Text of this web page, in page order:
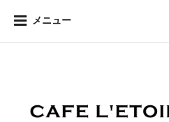
メニュー